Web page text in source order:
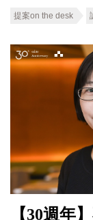
提案on the desk
【30週年